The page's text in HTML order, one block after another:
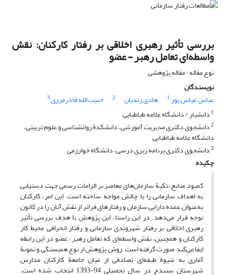
بررسی تأثیر رهبری اخلاقی بر رفتار کارکنان: نقش
واسطه‌ای تعامل رهبر - عضو
نوع مقاله : مقاله پژوهشی
نویسندگان
عباس عباس پور1 هادی زندیان 2 حبیب الله قادرمرزی3
1 دانشیار / دانشگاه علامه طباطبایی
2دانشجوی دکتری مدیریت آموزشی، دانشکدۀ روانشناسی و علوم تربیتی،
دانشگاه علامه طباطبایی
3دانشجوی دکتری برنامه ریزی درسی، دانشگاه خوارزمی
چکیده
کمبود منابع، تکیۀ سازمان‌های معاصر بر الزامات رسمی جهت دستیابی
به اهداف سازمانی را با چالش مواجه ساخته است. این امر، کارکنان
به‌عنوان عمده دارایی سازمان و رفتارهای فراتر از نقش آنان را در کانون
توجه قرار می‌دهد. در این راستا، این پژوهش با هدف بررسی تأثیر
رهبری اخلاقی بر رفتار شهروندی سازمانی و رفتار انحرافی محیط کار
کارکنان و همچنین، نقش واسطه‌ای که تعامل رهبر – عضو در این رابطه
ایفا می‌کند صورت گرفته است. روش پژوهش از نوع همبستگی و نمونۀ
آماری به شیوة طبقه‌ای تصادفی از میان جامعۀ کارکنان مدارس
شهرستان سنندج در سال تحصیلی 94-1393 انتخاب شده است.